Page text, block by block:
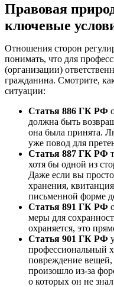
Правовая
ключевые
Отношения сторон
понимать, что для
(организации)
гражданина. Смотрите,
ситуации:
Статья 886 ГК РФ
должна быть
она была принята.
уже повод для
Статья 887 ГК РФ
хотя бы одной из
Даже если вы
хранения,
письменной форме
Статья 891 ГК РФ
меры для
охраняется, это
Статья 901 ГК РФ
профессиональный
повреждение вещей,
произошло из-за
о которых он не